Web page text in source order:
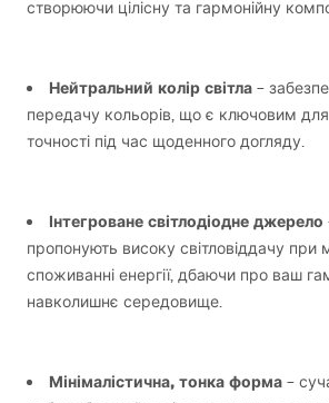
створюючи цілісну та гармонійну
Нейтральний колір світла –
передачу кольорів, що є ключовим
точності під час щоденного догляду.
Інтегроване світлодіодне джерело
пропонують високу світловіддачу при
споживанні енергії, дбаючи про ваш
навколишнє середовище.
Мінімалістична, тонка форма –